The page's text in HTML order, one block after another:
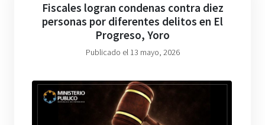
Fiscales logran condenas contra diez
personas por diferentes delitos en El
Progreso, Yoro
Publicado el 13 mayo, 2026